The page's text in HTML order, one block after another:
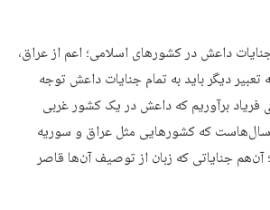
داعش در کشورهای اسلامی؛ اعم از عراق،
دیگر باید به تمام جنایات داعش توجه
فریاد برآوریم که داعش در یک کشور غربی
که کشورهایی مثل عراق و سوریه
آن‌هم جنایاتی که زبان از توصیف آن‌ها قاصر